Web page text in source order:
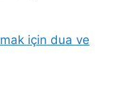
için dua ve